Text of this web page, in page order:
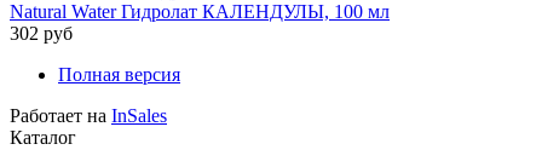
Natural Water Гидролат КАЛЕНДУЛЫ, 100 мл
302 руб
Полная версия
Работает на InSales
Каталог